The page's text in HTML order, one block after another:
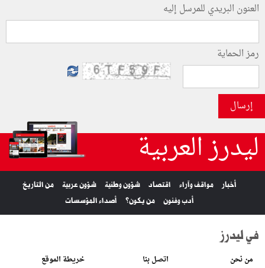
العنون البريدي للمرسل إليه
رمز الحماية
إرسال
ليدرز العربية
أخبار مواقف وآراء اقتصاد شؤون وطنية شؤون عربية
من التاريخ
أدب وفنون
من يكون؟ أصداء المؤسسات
في ليدرز
من نحن اتصل بنا خريطة الموقع